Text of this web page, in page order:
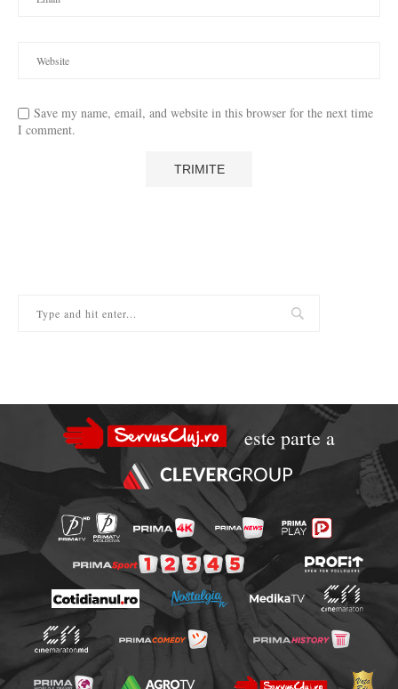
Save my name, email, and website in this browser for the next time
I comment.
este parte a